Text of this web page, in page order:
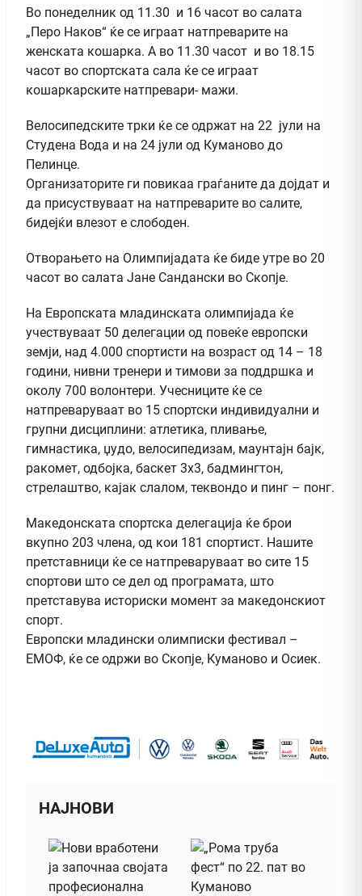
Во понеделник од 11.30 и 16 часот во салата
„Перо Наков“ ќе се играат натпреварите на
женската кошарка. А во 11.30 часот и во 18.15
часот во спортската сала ќе се играат
кошаркарските натпревари- мажи.
Велосипедските трки ќе се одржат на 22 јули на
Студена Вода и на 24 јули од Куманово до
Пелинце.
Организаторите ги повикаа граѓаните да дојдат и
да присуствуваат на натпреварите во салите,
бидејќи влезот е слободен.
Отворањето на Олимпијадата ќе биде утре во 20
часот во салата Јане Сандански во Скопје.
На Европската младинската олимпијада ќе
учествуваат 50 делегации од повеќе европски
земји, над 4.000 спортисти на возраст од 14 – 18
години, нивни тренери и тимови за поддршка и
околу 700 волонтери. Учесниците ќе се
натпреваруваат во 15 спортски индивидуални и
групни дисциплини: атлетика, пливање,
гимнастика, џудо, велосипедизам, маунтајн бајк,
ракомет, одбојка, баскет 3х3, бадмингтон,
стрелаштво, кајак слалом, теквондо и пинг – понг.
Македонската спортска делегација ќе брои
вкупно 203 члена, од кои 181 спортист. Нашите
претставници ќе се натпреваруваат во сите 15
спортови што се дел од програмата, што
претставува историски момент за македонскиот
спорт.
Европски младински олимписки фестивал –
ЕМОФ, ќе се одржи во Скопје, Куманово и Осиек.
НАЈНОВИ